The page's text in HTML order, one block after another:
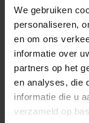
We gebruiken
personaliseren,
en om ons
informatie over
partners op het
en analyses, die
informatie die u
verzameld op
Onze
Ben je op zoek naar
locatiepagina van
FPA Den Haag
Bij
Haag (FPA Den
gedragsproblemen
zijn ze hierdoor in
doen er alles aan
keren in de